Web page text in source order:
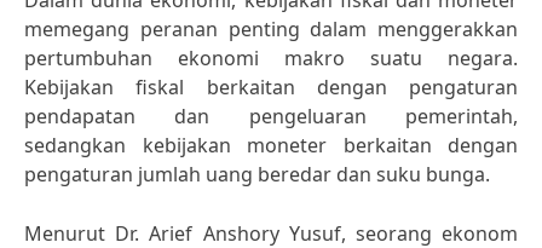
memegang peranan penting dalam menggerakkan
pertumbuhan ekonomi makro suatu negara.
Kebijakan fiskal berkaitan dengan pengaturan
pendapatan dan pengeluaran pemerintah,
sedangkan kebijakan moneter berkaitan dengan
pengaturan jumlah uang beredar dan suku bunga.
Menurut Dr. Arief Anshory Yusuf, seorang ekonom